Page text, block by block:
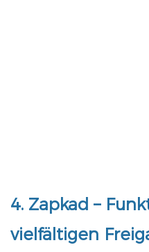
4. Zapkad –
vielfältigen